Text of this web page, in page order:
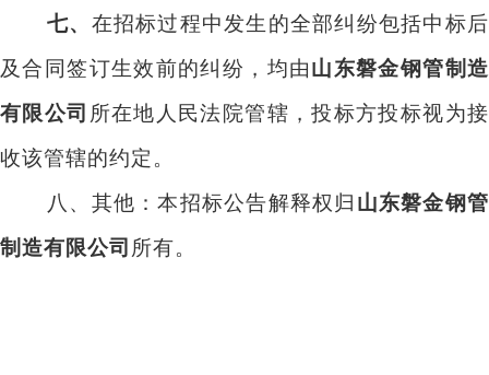
七、 在招标过程中发生的全部纠纷包括中标后
及合同签订生效前的纠纷，均由山东磐金钢管制造
有限公司 所在地人民法院管辖，投标方投标视为接
收该管辖的约定。
八、其他：本招标公告解释权归 山东磐金钢管
制造有限公司 所有。